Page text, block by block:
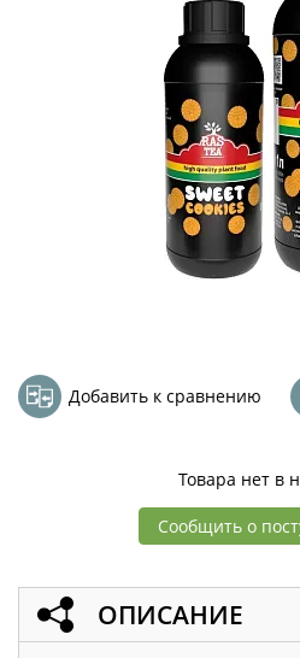
Добавить к сравнению
Товара нет в
Сообщить о
ОПИСАНИЕ